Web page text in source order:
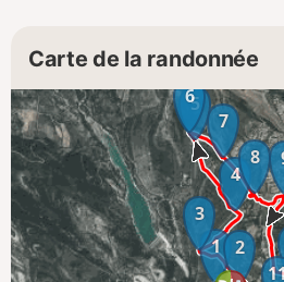
Carte de la randonnée
1 2
3
4
5
6
7
8